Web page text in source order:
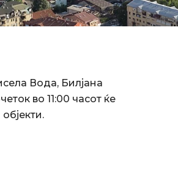
Вода, Билјана
во 11:00 часот ќе